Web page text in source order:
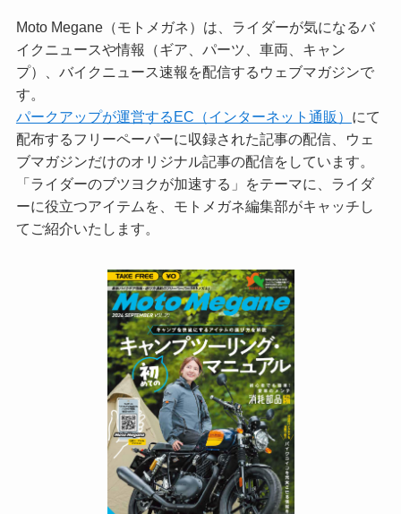
Moto Megane（モトメガネ）は、ライダーが気になるバ
イクニュースや情報（ギア、パーツ、車両、キャン
プ）、バイクニュース速報を配信するウェブマガジンで
す。
パークアップが運営するEC（インターネット通販） にて
配布するフリーペーパーに収録された記事の配信、ウェ
ブマガジンだけのオリジナル記事の配信をしています。
「ライダーのブツヨクが加速する」をテーマに、ライダ
ーに役立つアイテムを、モトメガネ編集部がキャッチし
てご紹介いたします。